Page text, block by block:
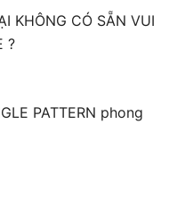
KHÔNG CÓ SẴN VUI
?
PATTERN phong